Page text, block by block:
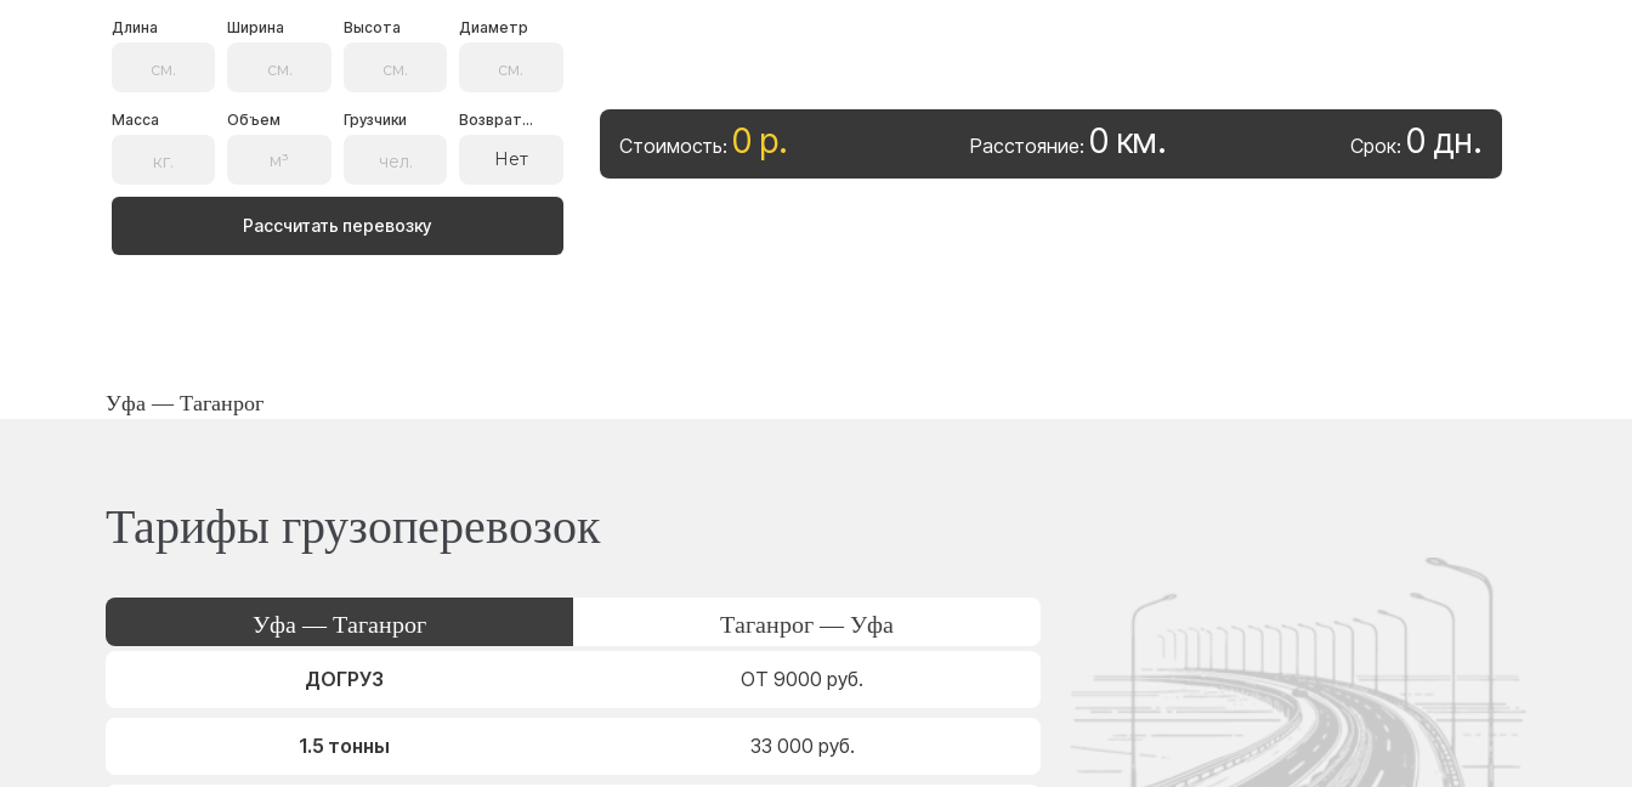
Длина Ширина Высота Диаметр
Масса Объем Грузчики Возврат...
Нет
Рассчитать перевозку
Стоимость: 0 р. Расстояние: 0 км. Срок: 0 дн.
Уфа — Таганрог
Тарифы грузоперевозок
Уфа — Таганрог Таганрог — Уфа
ДОГРУЗ ОТ 9000 руб.
1.5 тонны 33 000 руб.